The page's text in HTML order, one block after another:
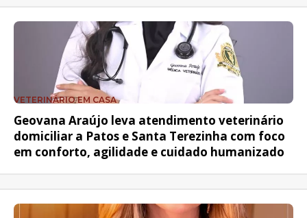
VETERINÁRIO EM CASA
Geovana Araújo leva atendimento veterinário
domiciliar a Patos e Santa Terezinha com foco
em conforto, agilidade e cuidado humanizado